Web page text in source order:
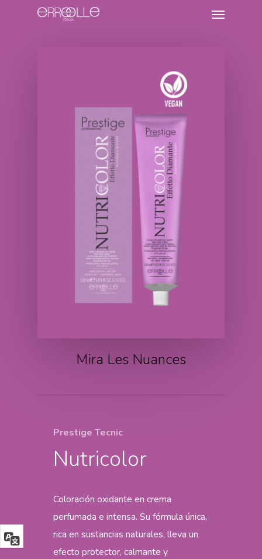
Mira Les Nuances
Prestige Tecnic
Nutricolor
Coloración oxidante en crema
perfumada e intensa. Su fórmula única,
rica en sustancias naturales, lleva un
efecto protector, calmante y